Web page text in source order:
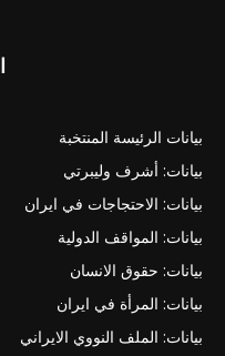
بيانات الرئيسة المنتخبة
بيانات: أشرف وليبرتي
بيانات: الاحتجاجات في ايران
بيانات: المواقف الدولية
بيانات: حقوق الانسان
بيانات: المرأة في ايران
بيانات: الملف النووي الايراني